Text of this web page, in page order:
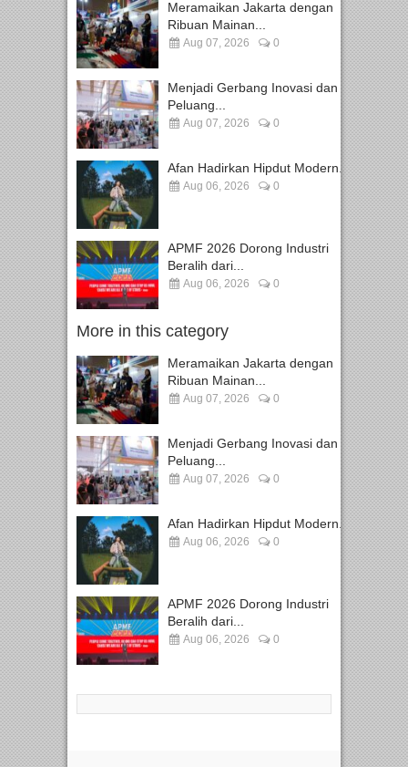
Meramaikan Jakarta dengan
Ribuan Mainan...
Aug 07, 2026 0
Menjadi Gerbang Inovasi dan
Peluang...
Aug 07, 2026 0
Afan Hadirkan Hipdut Modern...
Aug 06, 2026 0
APMF 2026 Dorong Industri
Beralih dari...
Aug 06, 2026 0
More in this category
Meramaikan Jakarta dengan
Ribuan Mainan...
Aug 07, 2026 0
Menjadi Gerbang Inovasi dan
Peluang...
Aug 07, 2026 0
Afan Hadirkan Hipdut Modern...
Aug 06, 2026 0
APMF 2026 Dorong Industri
Beralih dari...
Aug 06, 2026 0